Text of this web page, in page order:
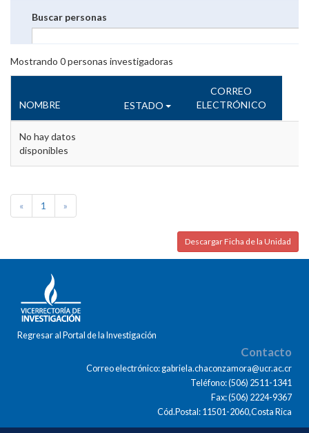
Buscar personas
Mostrando 0personas investigadoras
NOMBRE ESTADO
CORREO
ELECTRÓNICO
No hay datos
disponibles
« 1 »
Descargar Ficha de la Unidad
Regresar al Portal de la Investigación
Contacto
Correo electrónico: gabriela.chaconzamora@ucr.ac.cr
Teléfono: (506) 2511-1341
Fax: (506) 2224-9367
Cód.Postal: 11501-2060,Costa Rica